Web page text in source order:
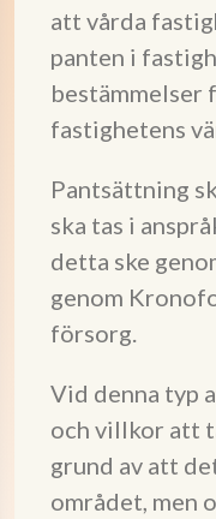
att vårda
panten i
bestämmelser
fastighetens
Pantsättning
ska tas i
detta ske
genom
försorg.
Vid denna typ
och villkor att
grund av att
området, men